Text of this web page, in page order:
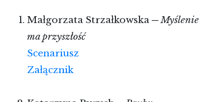
Małgorzata Strzałkowska ─Myślenie
ma przyszłość
Scenariusz
Załącznik